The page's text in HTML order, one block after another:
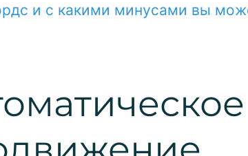
и с какими минусами вы